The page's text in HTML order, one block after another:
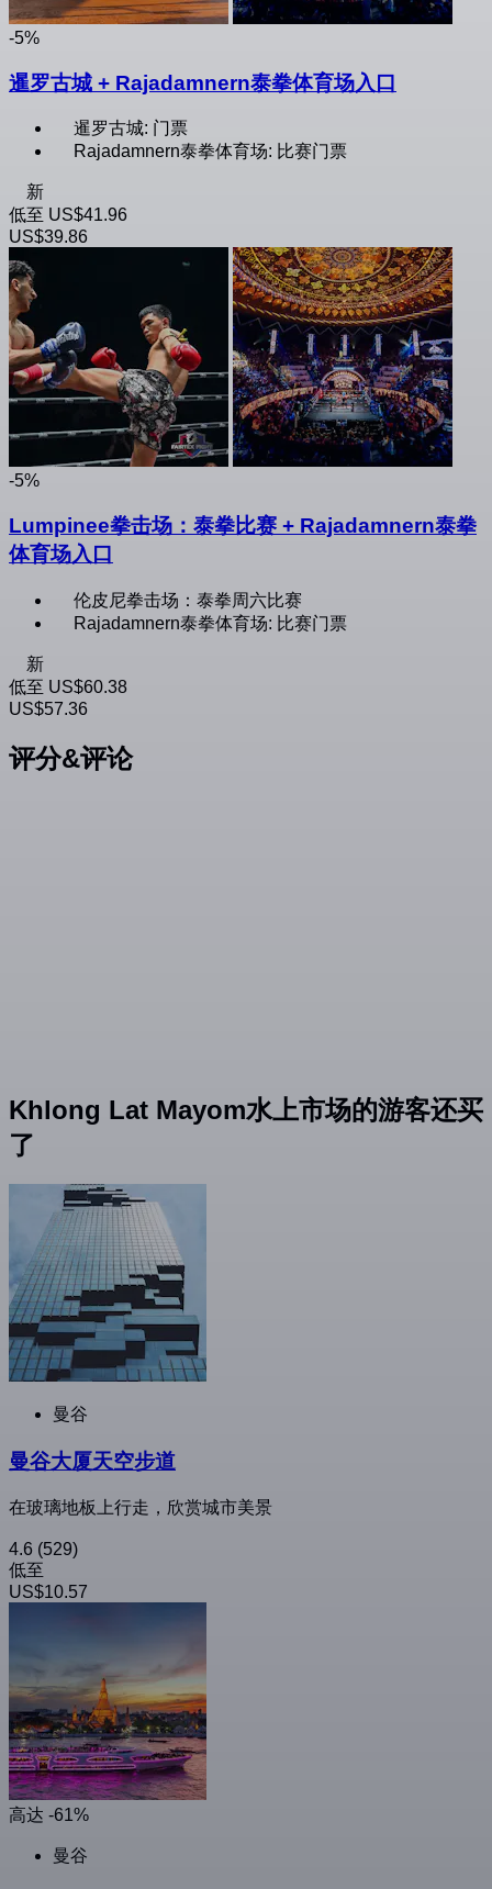
-5%
暹罗古城 + Rajadamnern泰拳体育场入口
暹罗古城: 门票
Rajadamnern泰拳体育场: 比赛门票
新
低至 US$41.96
US$39.86
-5%
Lumpinee拳击场：泰拳比赛 + Rajadamnern泰拳
体育场入口
伦皮尼拳击场：泰拳周六比赛
Rajadamnern泰拳体育场: 比赛门票
新
低至 US$60.38
US$57.36
评分&评论
Khlong Lat Mayom水上市场的游客还买
了
曼谷
曼谷大厦天空步道
在玻璃地板上行走，欣赏城市美景
4.6 (529)
低至
US$10.57
高达 -61%
曼谷